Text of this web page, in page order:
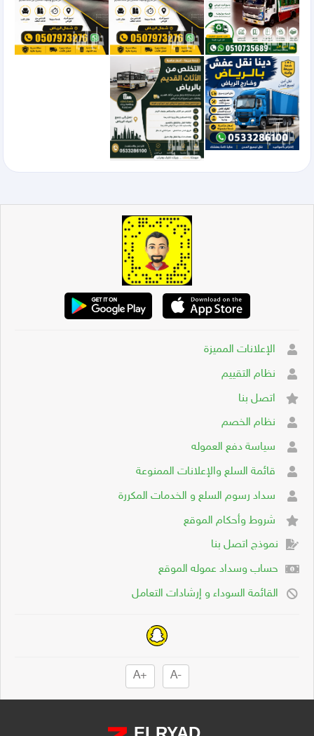
الإعلانات المميزة
نظام التقييم
اتصل بنا
نظام الخصم
سياسة دفع العموله
قائمة السلع والإعلانات الممنوعة
سداد رسوم السلع و الخدمات المكررة
شروط وأحكام الموقع
نموذج اتصل بنا
حساب وسداد عموله الموقع
القائمة السوداء و إرشادات التعامل
-A
+A